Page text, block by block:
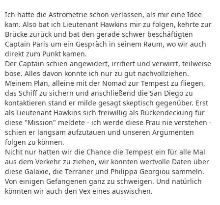
Ich hatte die Astrometrie schon verlassen, als mir eine Idee
kam. Also bat ich Lieutenant Hawkins mir zu folgen, kehrte zur
Brücke zurück und bat den gerade schwer beschäftigten
Captain Paris um ein Gespräch in seinem Raum, wo wir auch
direkt zum Punkt kamen.
Der Captain schien angewidert, irritiert und verwirrt, teilweise
böse. Alles davon konnte ich nur zu gut nachvollziehen.
Meinem Plan, alleine mit der Nomad zur Tempest zu fliegen,
das Schiff zu sichern und anschließend die San Diego zu
kontaktieren stand er milde gesagt skeptisch gegenüber. Erst
als Lieutenant Hawkins sich freiwillig als Rückendeckung für
diese "Mission" meldete - ich werde diese Frau nie verstehen -
schien er langsam aufzutauen und unseren Argumenten
folgen zu können.
Nicht nur hatten wir die Chance die Tempest ein für alle Mal
aus dem Verkehr zu ziehen, wir könnten wertvolle Daten über
diese Galaxie, die Terraner und Philippa Georgiou sammeln.
Von einigen Gefangenen ganz zu schweigen. Und natürlich
könnten wir auch den Vex eines auswischen.